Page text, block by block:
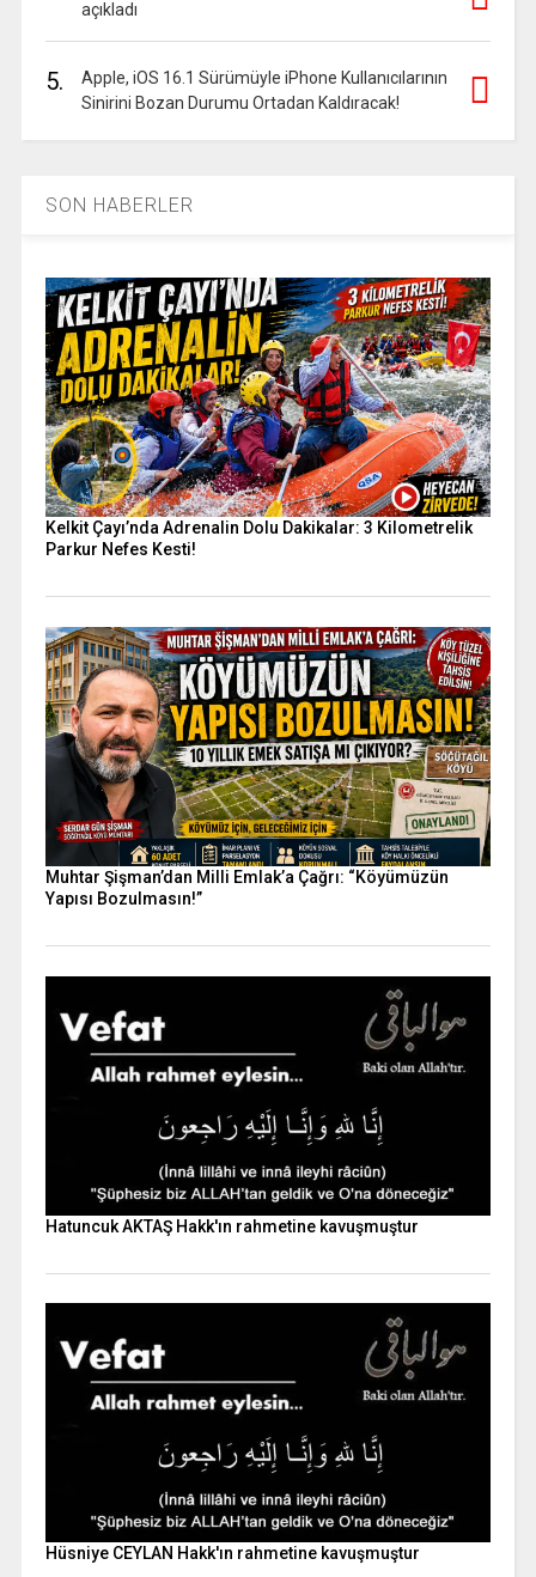
açıkladı
5.
Apple, iOS 16.1 Sürümüyle iPhone Kullanıcılarının
Sinirini Bozan Durumu Ortadan Kaldıracak!
SON HABERLER
Kelkit Çayı’nda Adrenalin Dolu Dakikalar: 3 Kilometrelik
Parkur Nefes Kesti!
Muhtar Şişman’dan Milli Emlak’a Çağrı: “Köyümüzün
Yapısı Bozulmasın!”
Hatuncuk AKTAŞ Hakk'ın rahmetine kavuşmuştur
Hüsniye CEYLAN Hakk'ın rahmetine kavuşmuştur